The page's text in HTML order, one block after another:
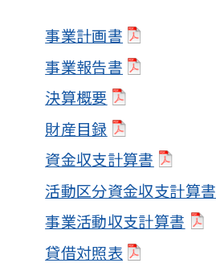
事業計画書
事業報告書
決算概要
財産目録
資金収支計算書
活動区分資金収支計算書
事業活動収支計算書
貸借対照表